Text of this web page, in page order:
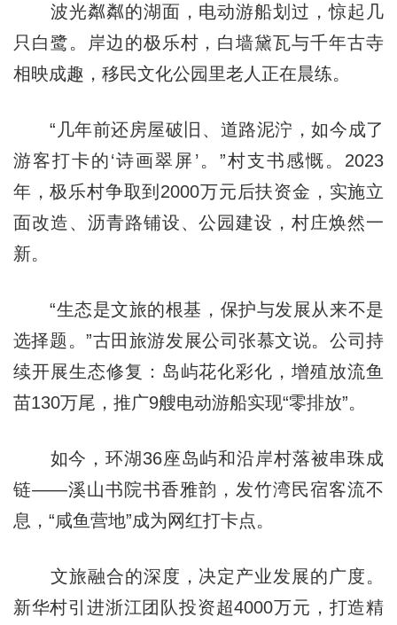
波光粼粼的湖面，电动游船划过，惊起几
只白鹭。岸边的极乐村，白墙黛瓦与千年古寺
相映成趣，移民文化公园里老人正在晨练。
“几年前还房屋破旧、道路泥泞，如今成了
游客打卡的‘诗画翠屏’。”村支书感慨。2023
年，极乐村争取到2000万元后扶资金，实施立
面改造、沥青路铺设、公园建设，村庄焕然一
新。
“生态是文旅的根基，保护与发展从来不是
选择题。”古田旅游发展公司张慕文说。公司持
续开展生态修复：岛屿花化彩化，增殖放流鱼
苗130万尾，推广9艘电动游船实现“零排放”。
如今，环湖36座岛屿和沿岸村落被串珠成
链——溪山书院书香雅韵，发竹湾民宿客流不
息，“咸鱼营地”成为网红打卡点。
文旅融合的深度，决定产业发展的广度。
新华村引进浙江团队投资超4000万元，打造精